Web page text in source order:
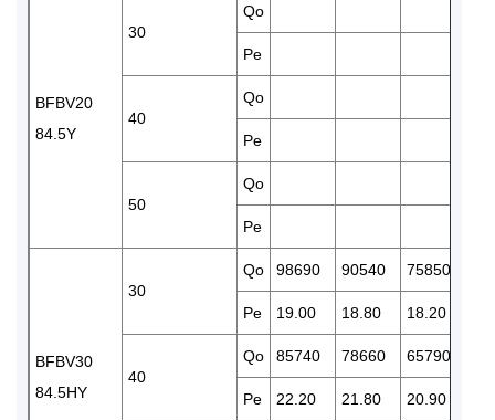
BFBV20
84.5Y
30
Qo
Pe
40
Qo
Pe
50
Qo
Pe
BFBV30
84.5HY
30
Qo 98690 90540 75850
Pe 19.00 18.80 18.20
40
Qo 85740 78660 65790
Pe 22.20 21.80 20.90